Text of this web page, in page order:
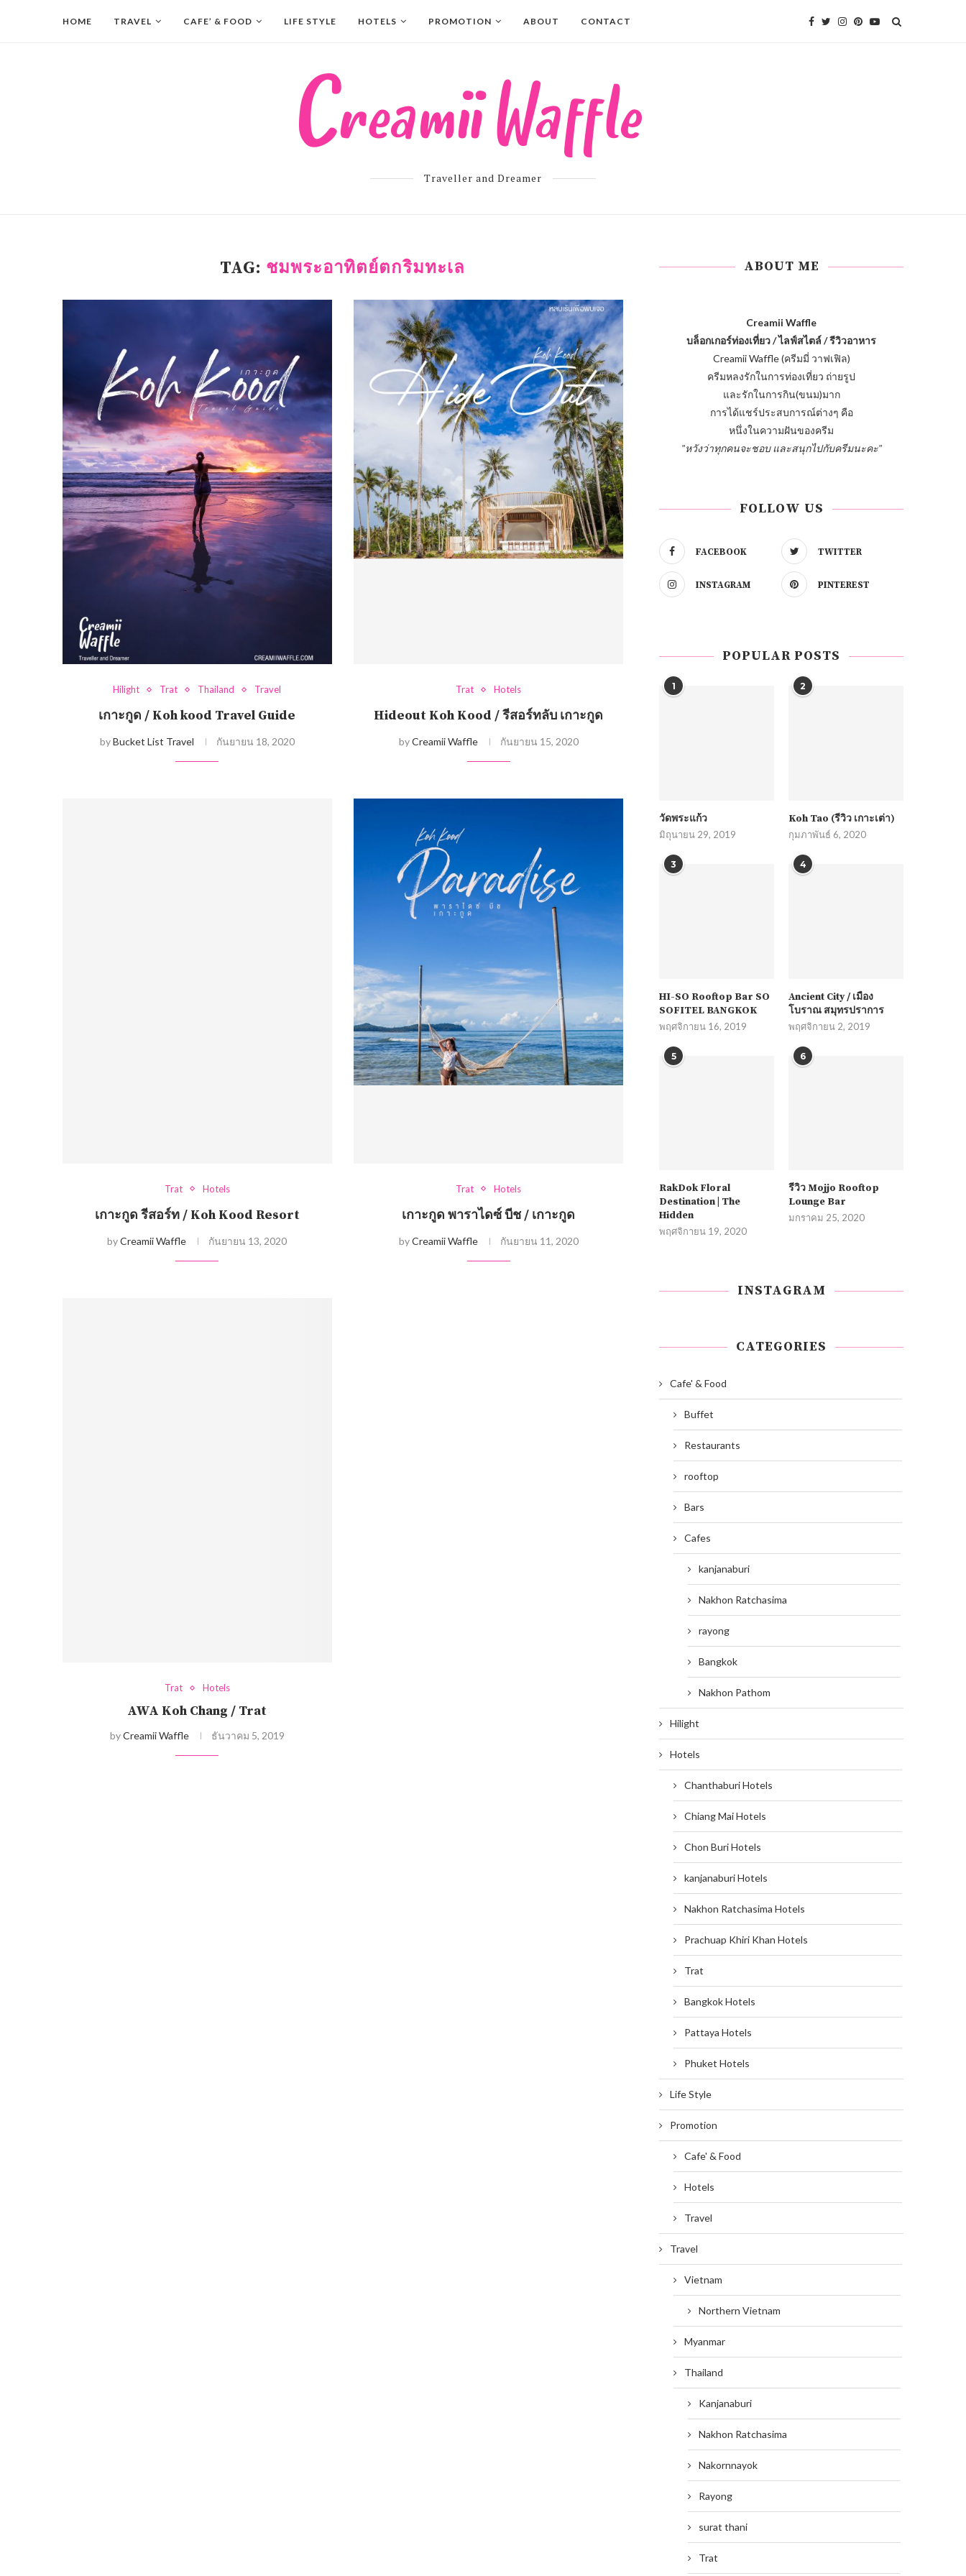
HOME TRAVEL CAFE’ & FOOD LIFE STYLE HOTELS PROMOTION ABOUT CONTACT
Traveller and Dreamer
TAG: ชมพระอาทิตย์ตกริมทะเล
Hilight Trat Thailand Travel
เกาะกูด / Koh kood Travel Guide
byBucket List Travel กันยายน 18, 2020
Trat Hotels
Hideout Koh Kood / รีสอร์ทลับ เกาะกูด
byCreamii Waffle กันยายน 15, 2020
Trat Hotels
เกาะกูด รีสอร์ท / Koh Kood Resort
byCreamii Waffle กันยายน 13, 2020
Trat Hotels
เกาะกูด พาราไดซ์ บีช / เกาะกูด
byCreamii Waffle กันยายน 11, 2020
Trat Hotels
AWA Koh Chang / Trat
byCreamii Waffle ธันวาคม 5, 2019
ABOUT ME
Creamii Waffle
บล็อกเกอร์ท่องเที่ยว / ไลฟ์สไตล์ / รีวิวอาหาร
Creamii Waffle (ครีมมี่ วาฟเฟิล)
ครีมหลงรักในการท่องเที่ยว ถ่ายรูป
และรักในการกิน(ขนม)มาก
การได้แชร์ประสบการณ์ต่างๆ คือ
หนึ่งในความฝันของครีม
"หวังว่าทุกคนจะชอบ และสนุกไปกับครีมนะคะ"
FOLLOW US
FACEBOOK TWITTER
INSTAGRAM PINTEREST
POPULAR POSTS
1
วัดพระแก้ว
มิถุนายน 29, 2019
2
Koh Tao (รีวิว เกาะเต่า)
กุมภาพันธ์ 6, 2020
3
HI-SO Rooftop Bar SO
SOFITEL BANGKOK
พฤศจิกายน 16, 2019
4
Ancient City / เมือง
โบราณ สมุทรปราการ
พฤศจิกายน 2, 2019
5
RakDok Floral
Destination | The
Hidden
พฤศจิกายน 19, 2020
6
รีวิว Mojjo Rooftop
Lounge Bar
มกราคม 25, 2020
INSTAGRAM
CATEGORIES
Cafe' & Food
Buffet
Restaurants
rooftop
Bars
Cafes
kanjanaburi
Nakhon Ratchasima
rayong
Bangkok
Nakhon Pathom
Hilight
Hotels
Chanthaburi Hotels
Chiang Mai Hotels
Chon Buri Hotels
kanjanaburi Hotels
Nakhon Ratchasima Hotels
Prachuap Khiri Khan Hotels
Trat
Bangkok Hotels
Pattaya Hotels
Phuket Hotels
Life Style
Promotion
Cafe' & Food
Hotels
Travel
Travel
Vietnam
Northern Vietnam
Myanmar
Thailand
Kanjanaburi
Nakhon Ratchasima
Nakornnayok
Rayong
surat thani
Trat